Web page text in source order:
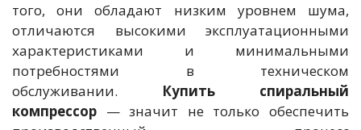
того, они обладают низким уровнем шума,
отличаются высокими эксплуатационными
характеристиками и минимальными
потребностями в техническом
обслуживании. Купить спиральный
компрессор — значит не только обеспечить